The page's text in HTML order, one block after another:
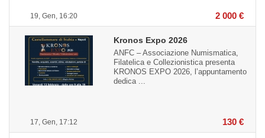
19, Gen, 16:20 2 000 €
17, Gen, 17:12
Kronos Expo 2026
ANFC – Associazione Numismatica,
Filatelica e Collezionistica presenta
KRONOS EXPO 2026, l’appuntamento
dedica ...
130 €